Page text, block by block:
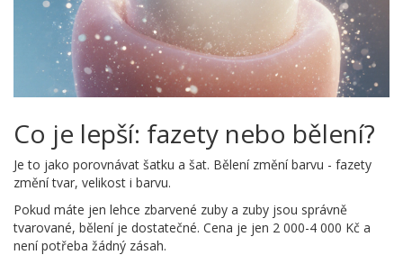
Co je lepší: fazety nebo bělení?
Je to jako porovnávat šatku a šat. Bělení změní barvu - fazety
změní tvar, velikost i barvu.
Pokud máte jen lehce zbarvené zuby a zuby jsou správně
tvarované, bělení je dostatečné. Cena je jen 2 000-4 000 Kč a
není potřeba žádný zásah.